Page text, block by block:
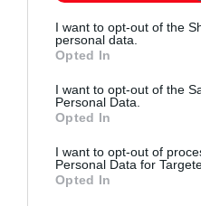
I want to opt-out of the
personal data.
Opted In
I want to opt-out of the
Personal Data.
Opted In
I want to opt-out of
Personal Data for
Opted In